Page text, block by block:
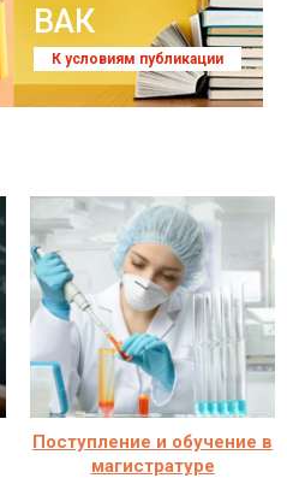
ВАК
К условиям публикации
Поступление и обучение в
магистратуре